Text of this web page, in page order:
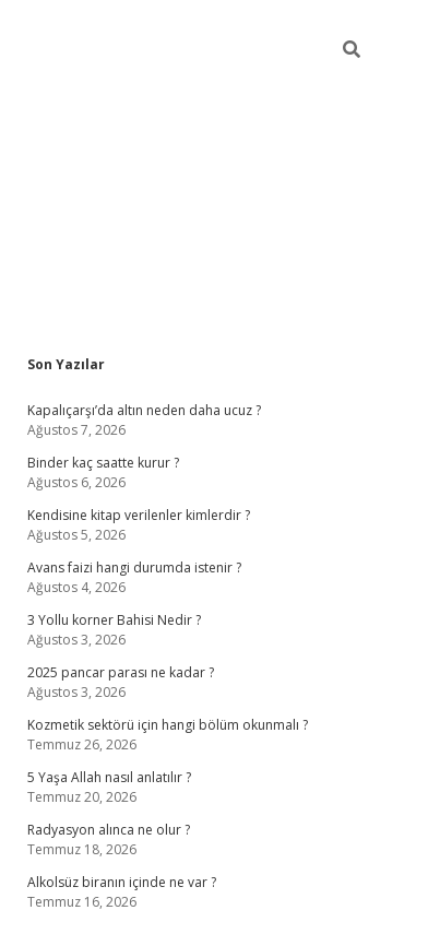
Sidebar
Son Yazılar
Kapalıçarşı’da altın neden daha ucuz ?
Ağustos 7, 2026
Binder kaç saatte kurur ?
Ağustos 6, 2026
Kendisine kitap verilenler kimlerdir ?
Ağustos 5, 2026
Avans faizi hangi durumda istenir ?
Ağustos 4, 2026
3 Yollu korner Bahisi Nedir ?
Ağustos 3, 2026
2025 pancar parası ne kadar ?
Ağustos 3, 2026
Kozmetik sektörü için hangi bölüm okunmalı ?
Temmuz 26, 2026
5 Yaşa Allah nasıl anlatılır ?
Temmuz 20, 2026
Radyasyon alınca ne olur ?
Temmuz 18, 2026
Alkolsüz biranın içinde ne var ?
Temmuz 16, 2026
ilbet güncel giriş adresi